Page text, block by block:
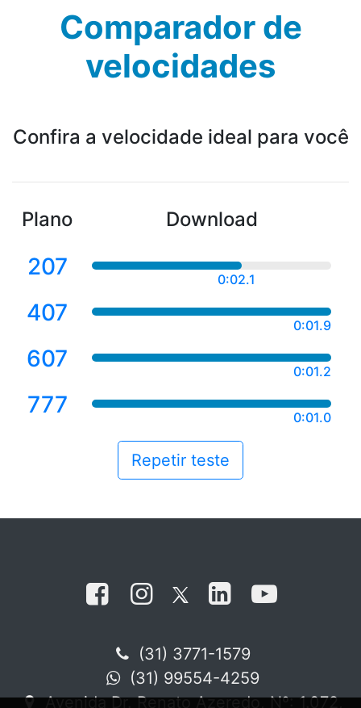
Comparador de
velocidades
Confira a velocidade ideal para você
Plano Download
207 0:02.3
407 0:01.9
607 0:01.2
777 0:01.0
Repetir teste
(31) 3771-1579
(31) 99554-4259
Avenida Dr. Renato Azeredo, Nº: 1.072,